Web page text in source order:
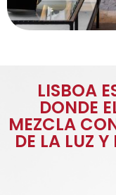
LISBOA
DONDE
MEZCLA
DE LA LUZ Y